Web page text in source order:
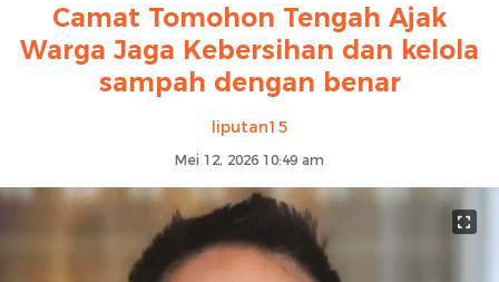
Camat Tomohon Tengah Ajak
Warga Jaga Kebersihan dan kelola
sampah dengan benar
liputan15
Mei 12, 2026 10:49 am